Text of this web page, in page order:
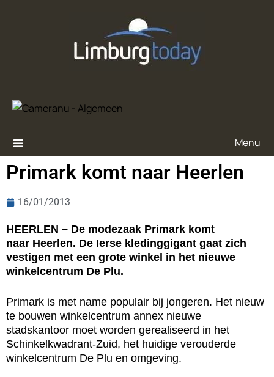
Menu
Primark komt naar Heerlen
16/01/2013
HEERLEN – De modezaak Primark komt
naar Heerlen. De Ierse kledinggigant gaat zich
vestigen met een grote winkel in het nieuwe
winkelcentrum De Plu.
Primark is met name populair bij jongeren. Het nieuw
te bouwen winkelcentrum annex nieuwe
stadskantoor moet worden gerealiseerd in het
Schinkelkwadrant-Zuid, het huidige verouderde
winkelcentrum De Plu en omgeving.